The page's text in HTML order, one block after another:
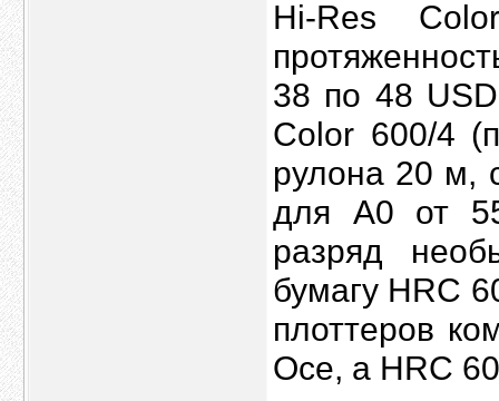
Hi-Res
38 по 48
Color 600/4
рулона 20 м,
для А0 от
разряд
бумагу HRC
плоттеров
Oce, а HRC